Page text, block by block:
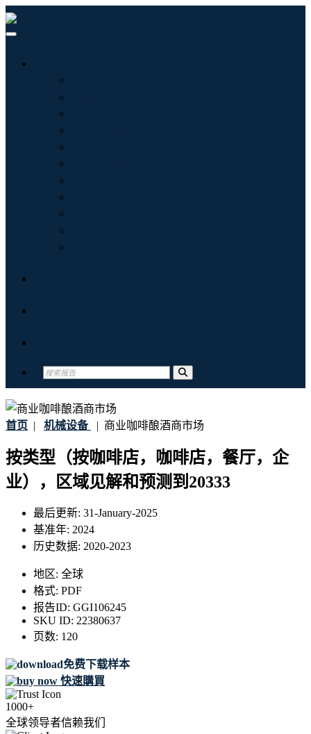
首页 | 机械设备 | 商业咖啡酿酒商市场
按类型（按咖啡店，咖啡店，餐厅，企
业），区域见解和预测到20333
最后更新: 31-January-2025
基准年: 2024
历史数据: 2020-2023
地区: 全球
格式: PDF
报告ID: GGI106245
SKU ID: 22380637
页数: 120
免费下载样本
快速購買
1000+
全球领导者信赖我们